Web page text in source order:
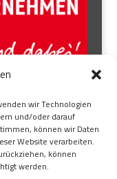
wir Technologien
und/oder darauf
können wir Daten
Website verarbeiten.
können
werden.